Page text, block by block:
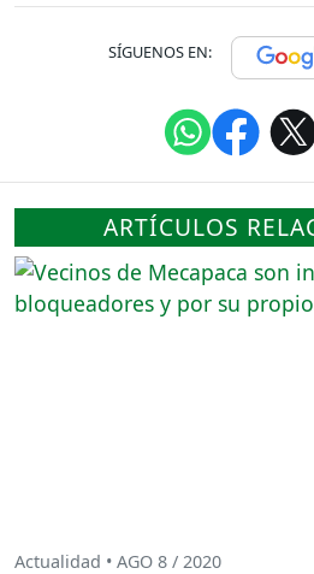
SÍGUENOS EN:
ARTÍCULOS
Actualidad • AGO 8 / 2020